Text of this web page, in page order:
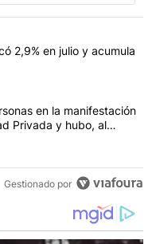
comentarios en los
inflación en CABA
2,9% en julio y acumula
policía arrestó a 12
en la manifestación
Privada y hubo, al
Gestionado por